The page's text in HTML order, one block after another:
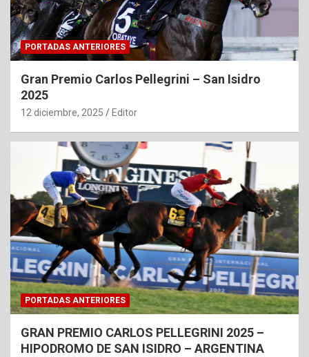
PORTADAS ANTERIORES
Gran Premio Carlos Pellegrini – San Isidro
2025
12 diciembre, 2025 Editor
PORTADAS ANTERIORES
GRAN PREMIO CARLOS PELLEGRINI 2025 –
HIPODROMO DE SAN ISIDRO – ARGENTINA